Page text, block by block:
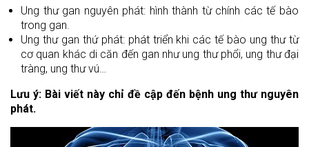
Ung thư gan nguyên phát: hình thành từ chính các tế bào
trong gan.
Ung thư gan thứ phát: phát triển khi các tế bào ung thư từ
cơ quan khác di căn đến gan như ung thư phổi, ung thư đại
tràng, ung thư vú…
Lưu ý: Bài viết này chỉ đề cập đến bệnh ung thư nguyên
phát.